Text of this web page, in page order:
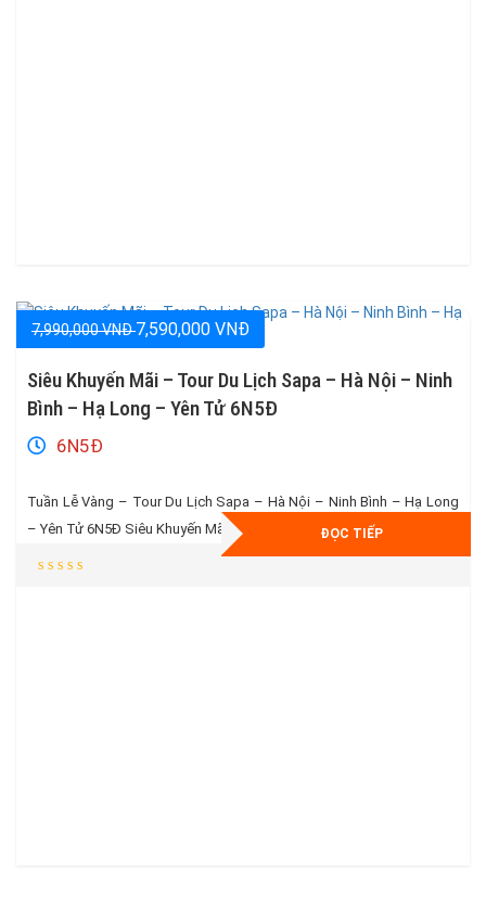
Siêu Khuyến Mãi – Tour Du Lịch Sapa – Hà Nội – Ninh
Bình – Hạ Long – Yên Tử 6N5Đ
7,990,000 VNĐ7,590,000 VNĐ
6N5Đ
Tuần Lễ Vàng – Tour Du Lịch Sapa – Hà Nội – Ninh Bình – Hạ Long
– Yên Tử 6N5Đ Siêu Khuyến Mãi * Vé Máy bay khứ hồi + 15kg hành lý
kí gửi * Khách sạn Tiêu Chuẩn 3 – 4 Sao Cao Cấp Ngay Trung Tâm
ĐỌC TIẾP